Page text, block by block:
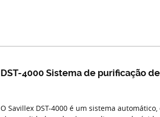
DST-4000 Sistema de purificação
O Savillex DST-4000 é um sistema